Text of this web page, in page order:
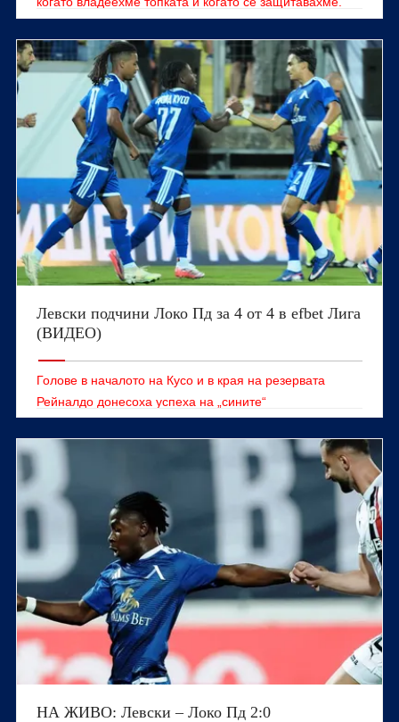
Левски подчини Локо Пд за 4 от 4 в efbet Лига
(ВИДЕО)
Голове в началото на Кусо и в края на резервата
Рейналдо донесоха успеха на „сините“
НА ЖИВО: Левски – Локо Пд 2:0